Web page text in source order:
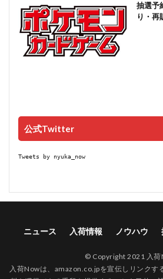
抽選予
り・再
公式Twitter
Tweets by nyuka_now
ニュース 入荷情報 ノウハウ
© Copyright 2021 入荷
入荷Nowは、amazon.co.jpを宣伝しリンクす